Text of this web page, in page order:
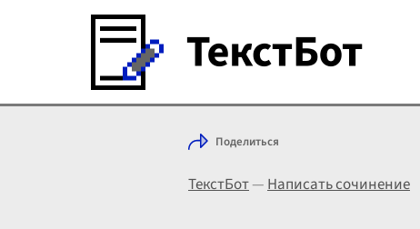
Поделиться
ТекстБот—Написать сочинение